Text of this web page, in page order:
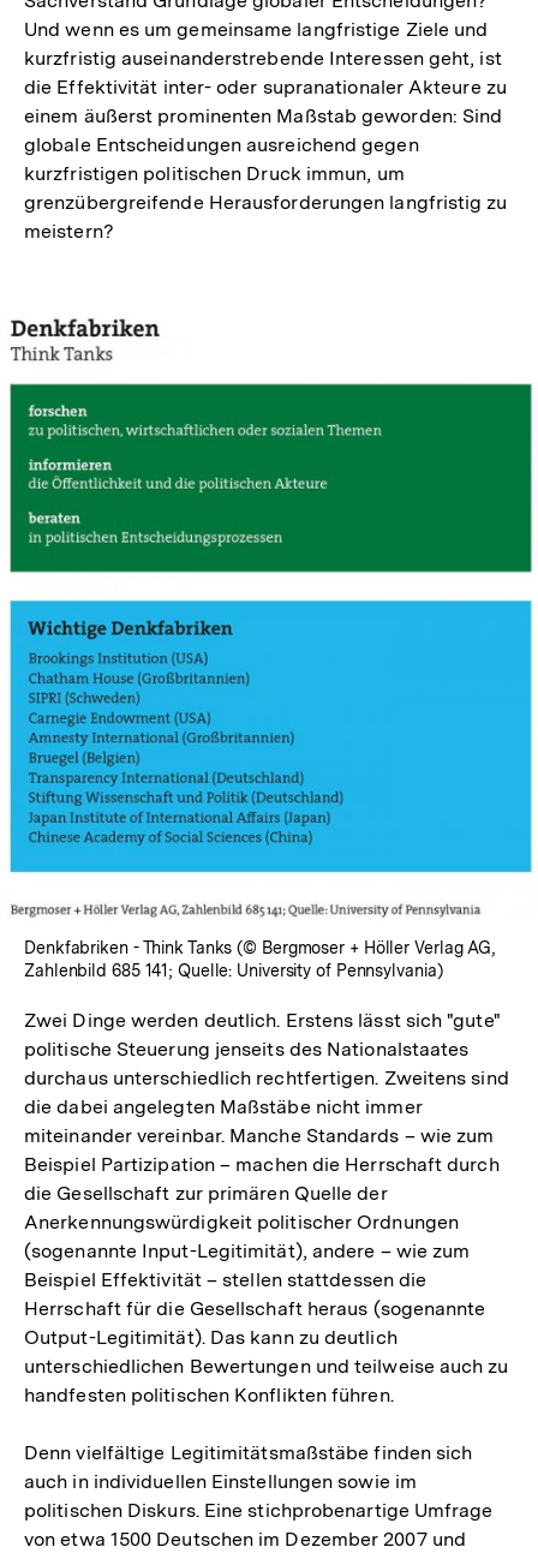
Und wenn es um gemeinsame langfristige Ziele und
kurzfristig auseinanderstrebende Interessen geht, ist
die Effektivität inter- oder supranationaler Akteure zu
einem äußerst prominenten Maßstab geworden: Sind
globale Entscheidungen ausreichend gegen
kurzfristigen politischen Druck immun, um
grenzübergreifende Herausforderungen langfristig zu
meistern?
Denkfabriken - Think Tanks (© Bergmoser + Höller Verlag AG,
Zahlenbild 685 141; Quelle: University of Pennsylvania)
Zwei Dinge werden deutlich. Erstens lässt sich "gute"
politische Steuerung jenseits des Nationalstaates
durchaus unterschiedlich rechtfertigen. Zweitens sind
die dabei angelegten Maßstäbe nicht immer
miteinander vereinbar. Manche Standards – wie zum
Beispiel Partizipation – machen die Herrschaft durch
die Gesellschaft zur primären Quelle der
Anerkennungswürdigkeit politischer Ordnungen
(sogenannte Input-Legitimität), andere – wie zum
Beispiel Effektivität – stellen stattdessen die
Herrschaft für die Gesellschaft heraus (sogenannte
Output-Legitimität). Das kann zu deutlich
unterschiedlichen Bewertungen und teilweise auch zu
handfesten politischen Konflikten führen.
Denn vielfältige Legitimitätsmaßstäbe finden sich
auch in individuellen Einstellungen sowie im
politischen Diskurs. Eine stichprobenartige Umfrage
von etwa 1500 Deutschen im Dezember 2007 und